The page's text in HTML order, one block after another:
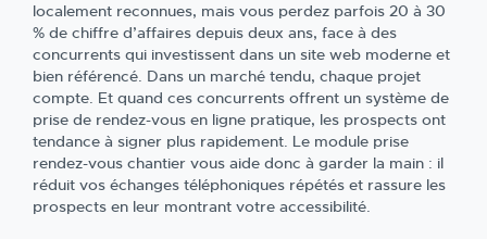
localement reconnues, mais vous perdez parfois 20 à 30
% de chiffre d’affaires depuis deux ans, face à des
concurrents qui investissent dans un site web moderne et
bien référencé. Dans un marché tendu, chaque projet
compte. Et quand ces concurrents offrent un système de
prise de rendez-vous en ligne pratique, les prospects ont
tendance à signer plus rapidement. Le module prise
rendez-vous chantier vous aide donc à garder la main : il
réduit vos échanges téléphoniques répétés et rassure les
prospects en leur montrant votre accessibilité.